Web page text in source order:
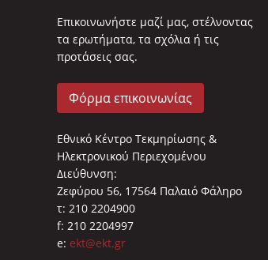
Επικοινωνήστε μαζί μας, στέλνοντας
τα ερωτήματα, τα σχόλια ή τις
προτάσεις σας.
Φόρμα επικοινωνίας
Εθνικό Κέντρο Τεκμηρίωσης &
Ηλεκτρονικού Περιεχομένου
Διεύθυνση:
Ζεφύρου 56, 17564 Παλαιό Φάληρο
τ: 210 2204900
f: 210 2204997
e: ekt@ekt.gr